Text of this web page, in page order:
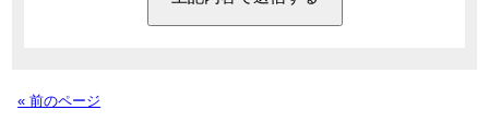
« 前のページ